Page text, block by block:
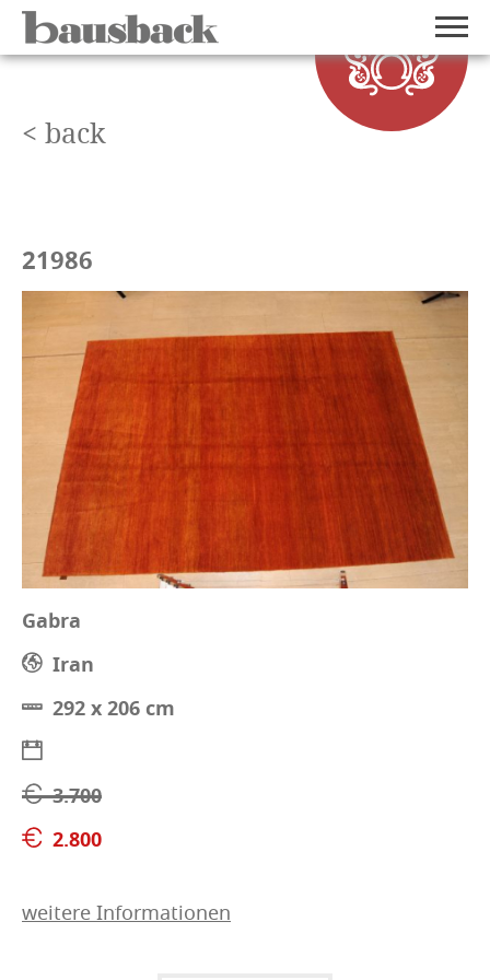
< back
21986
Gabra
Iran
292 x 206 cm
3.700
2.800
weitere Informationen